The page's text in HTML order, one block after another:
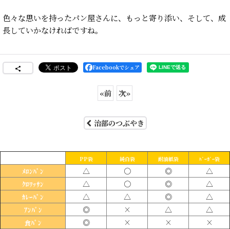
色々な思いを持ったパン屋さんに、もっと寄り添い、そして、成
長していかなければですね。
Facebookでシェア
«前 次»
治部のつぶやき
PP袋 純白袋 耐油紙袋 ﾊﾞｰｶﾞｰ袋
ﾒﾛﾝﾊﾟﾝ △ 〇 ◎ △
ｸﾛﾜｯｻﾝ △ 〇 ◎ △
ｶﾚｰﾊﾟﾝ △ △ ◎ △
ｱﾝﾊﾟﾝ ◎ × △ △
食ﾊﾟﾝ ◎ × × ×